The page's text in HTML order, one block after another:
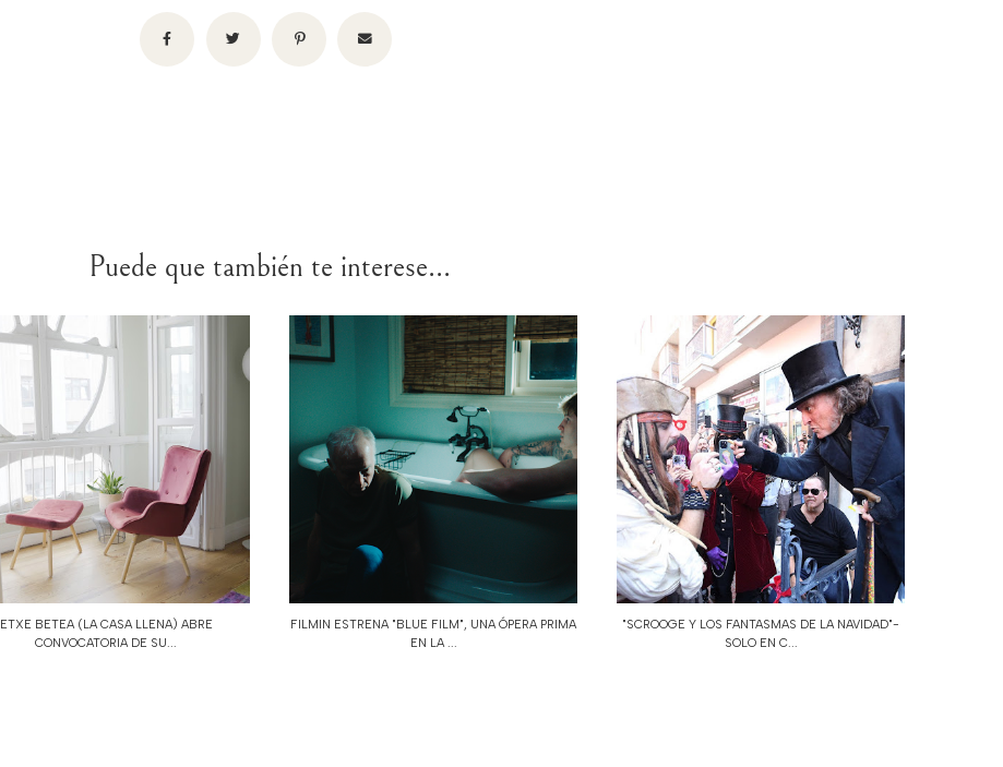
Puede que también te interese...
ETXE BETEA (LA CASA LLENA) ABRE
CONVOCATORIA DE SU...
FILMIN ESTRENA "BLUE FILM", UNA ÓPERA PRIMA
EN LA ...
"SCROOGE Y LOS FANTASMAS DE LA NAVIDAD"-
SOLO EN C...